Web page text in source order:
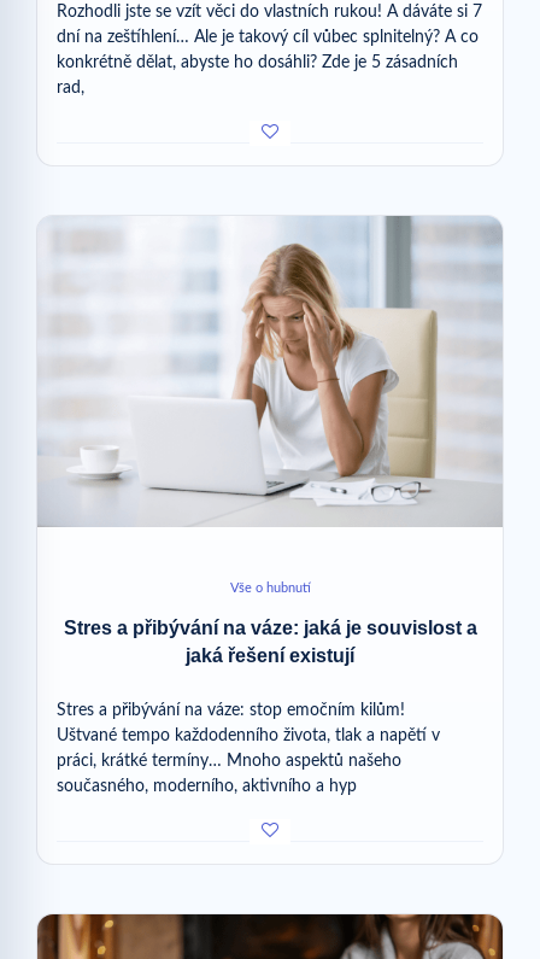
Rozhodli jste se vzít věci do vlastních rukou! A dáváte si 7
dní na zeštíhlení… Ale je takový cíl vůbec splnitelný? A co
konkrétně dělat, abyste ho dosáhli? Zde je 5 zásadních
rad,
Vše o hubnutí
Stres a přibývání na váze: jaká je souvislost a
jaká řešení existují
Stres a přibývání na váze: stop emočním kilům!
Uštvané tempo každodenního života, tlak a napětí v
práci, krátké termíny… Mnoho aspektů našeho
současného, moderního, aktivního a hyp